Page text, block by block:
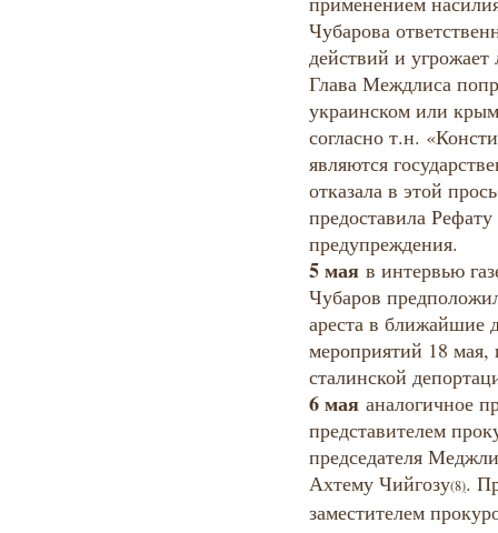
Чубарова
действий и
Глава Междлиса
украинском или
согласно т.н.
являются
отказала в этой
предоставила
предупреждения.
5 маяв интервью
Чубаров
ареста в ближайшие
мероприятий 18
сталинской
6 маяаналогичное
представителем
председателя
Ахтему Чийгозу(8).
заместителем